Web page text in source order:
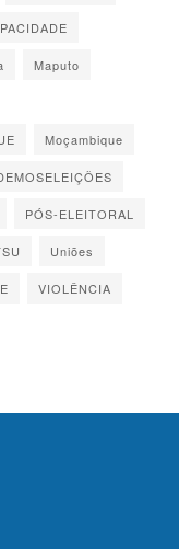
Maputo
Moçambique
PÓS-ELEITORAL
Uniões
VIOLÊNCIA